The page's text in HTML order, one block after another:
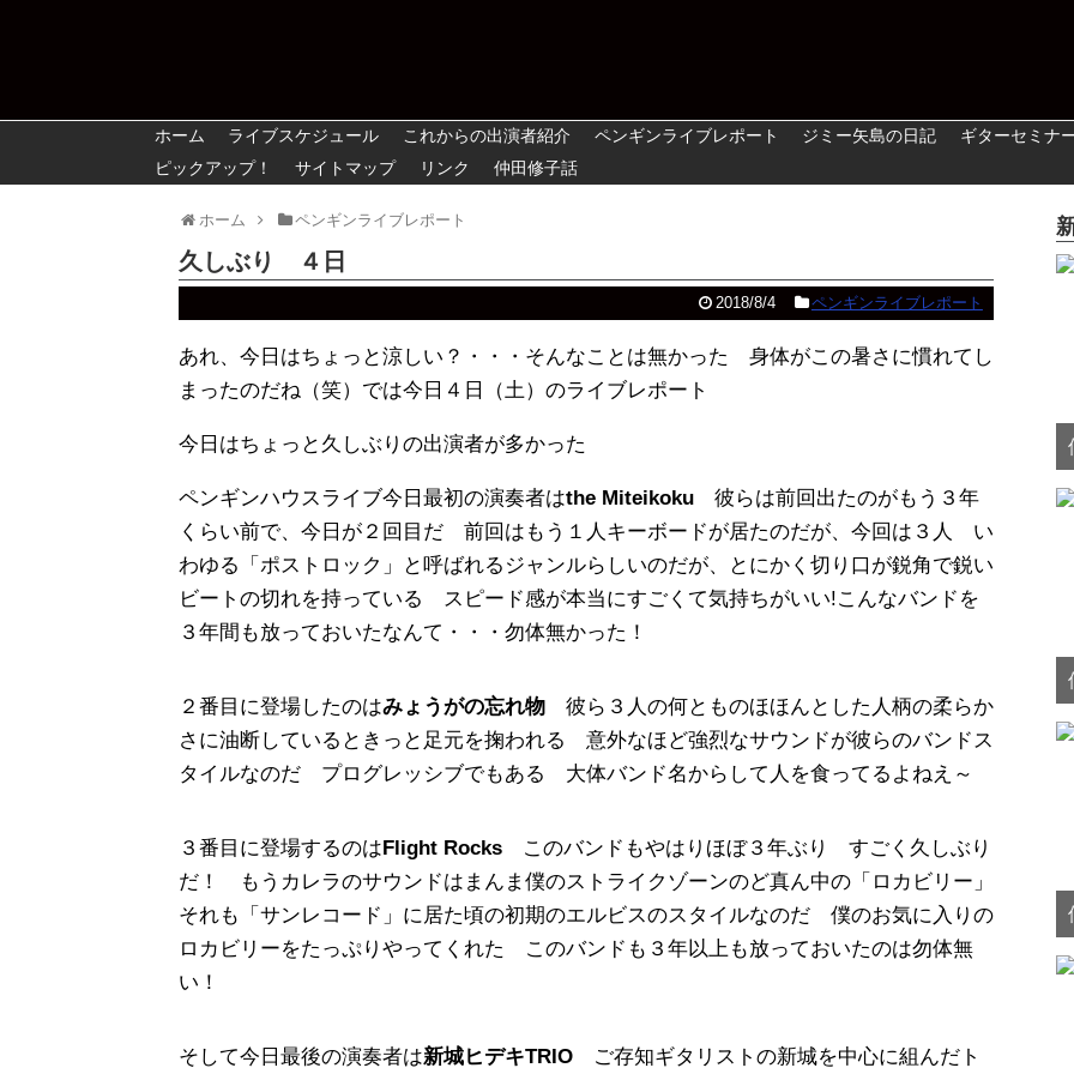
ホーム ライブスケジュール これからの出演者紹介 ペンギンライブレポート ジミー矢島の日記
ギターセミナ
ピックアップ！
サイトマップ リンク 仲田修子話
ホーム ペンギンライブレポート
久しぶり ４日
2018/8/4 ペンギンライブレポート
あれ、今日はちょっと涼しい？・・・そんなことは無かった 身体がこの暑さに慣れてし
まったのだね（笑）では今日４日（土）のライブレポート
今日はちょっと久しぶりの出演者が多かった
ペンギンハウスライブ今日最初の演奏者はthe Miteikoku 彼らは前回出たのがもう３年
くらい前で、今日が２回目だ 前回はもう１人キーボードが居たのだが、今回は３人 い
わゆる「ポストロック」と呼ばれるジャンルらしいのだが、とにかく切り口が鋭角で鋭い
ビートの切れを持っている スピード感が本当にすごくて気持ちがいい!こんなバンドを
３年間も放っておいたなんて・・・勿体無かった！
２番目に登場したのはみょうがの忘れ物 彼ら３人の何とものほほんとした人柄の柔らか
さに油断しているときっと足元を掬われる 意外なほど強烈なサウンドが彼らのバンドス
タイルなのだ プログレッシブでもある 大体バンド名からして人を食ってるよねえ～
３番目に登場するのはFlight Rocks
このバンドもやはりほぼ３年ぶり すごく久しぶり
だ！ もうカレラのサウンドはまんま僕のストライクゾーンのど真ん中の「ロカビリー」
それも「サンレコード」に居た頃の初期のエルビスのスタイルなのだ 僕のお気に入りの
ロカビリーをたっぷりやってくれた このバンドも３年以上も放っておいたのは勿体無
い！
そして今日最後の演奏者は新城ヒデキTRIO ご存知ギタリストの新城を中心に組んだト